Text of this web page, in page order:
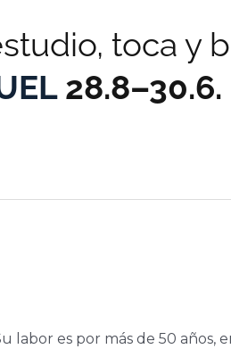
toca y
28.8–30.6.
labor es por más de 50 años,